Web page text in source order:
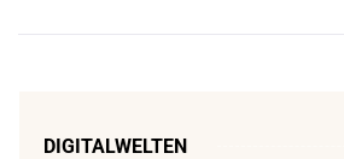
DIGITALWELTEN